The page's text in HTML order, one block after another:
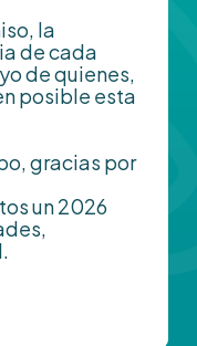
la
de cada
de quienes,
posible esta
gracias por
un 2026